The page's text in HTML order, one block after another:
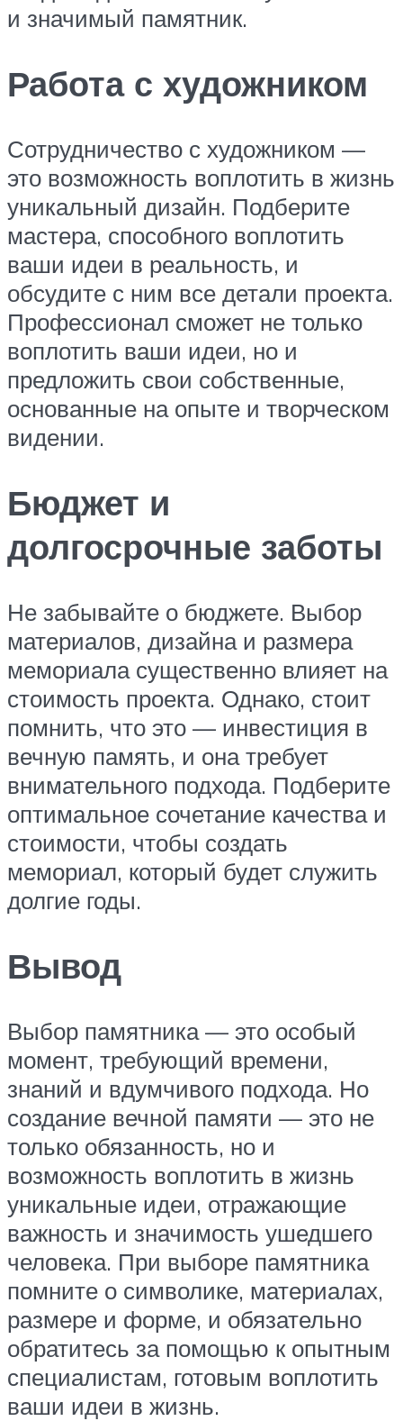
и значимый памятник.
Работа с художником
Сотрудничество с художником —
это возможность воплотить в жизнь
уникальный дизайн. Подберите
мастера, способного воплотить
ваши идеи в реальность, и
обсудите с ним все детали проекта.
Профессионал сможет не только
воплотить ваши идеи, но и
предложить свои собственные,
основанные на опыте и творческом
видении.
Бюджет и
долгосрочные заботы
Не забывайте о бюджете. Выбор
материалов, дизайна и размера
мемориала существенно влияет на
стоимость проекта. Однако, стоит
помнить, что это — инвестиция в
вечную память, и она требует
внимательного подхода. Подберите
оптимальное сочетание качества и
стоимости, чтобы создать
мемориал, который будет служить
долгие годы.
Вывод
Выбор памятника — это особый
момент, требующий времени,
знаний и вдумчивого подхода. Но
создание вечной памяти — это не
только обязанность, но и
возможность воплотить в жизнь
уникальные идеи, отражающие
важность и значимость ушедшего
человека. При выборе памятника
помните о символике, материалах,
размере и форме, и обязательно
обратитесь за помощью к опытным
специалистам, готовым воплотить
ваши идеи в жизнь.